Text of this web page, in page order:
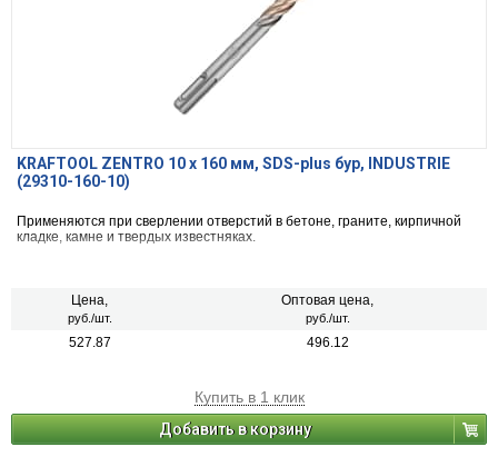
KRAFTOOL ZENTRO 10 x 160 мм, SDS-plus бур, INDUSTRIE
(29310-160-10)
Применяются при сверлении отверстий в бетоне, граните, кирпичной
кладке, камне и твердых известняках.
Цена,
руб./шт.
Оптовая цена,
руб./шт.
527.87 496.12
Купить в 1 клик
Добавить в корзину